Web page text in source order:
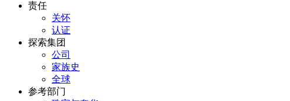
责任
关怀
认证
探索集团
公司
家族史
全球
参考部门